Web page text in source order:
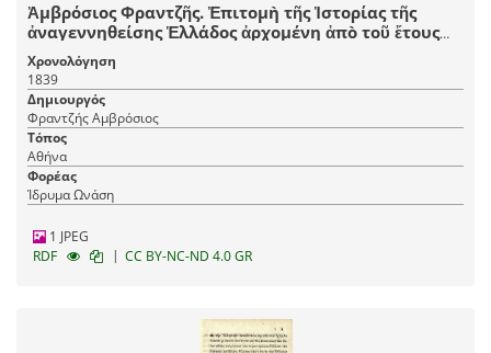
Ἀμβρόσιος Φραντζῆς. Ἐπιτομὴ τῆς Ἱστορίας τῆς
ἀναγεννηθείσης Ἑλλάδος ἀρχομένη ἀπὸ τοῦ ἔτους
1715, καὶ λήγουσα τὸ 1835..., Ἀθήνα, τ. Α´-Β´, ἐκ τῆς
Τυπογραφίας Ἡ Βιτώρια τοῦ Κωνστ. Καστόρχη καὶ
συντροφίας, 1839, τ. Γ´-Δ´, ἐκ τῆς Τυπογραφίας Κ.
Ράλλη, 1841.
Χρονολόγηση
1839
Δημιουργός
Φραντζής Αμβρόσιος
Τόπος
Αθήνα
Φορέας
Ίδρυμα Ωνάση
1 JPEG
RDF
| CC BY-NC-ND 4.0 GR